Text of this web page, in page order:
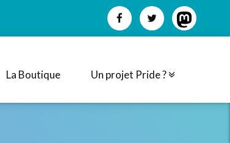
La Boutique Un projet Pride ?